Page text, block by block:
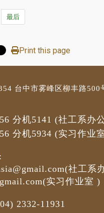
最后
Print this page
台中市雾峰区柳丰路500
分机5141 (社工系办
分机5934 (实习作业
(社工系
(实习作业室 )
2332-11931